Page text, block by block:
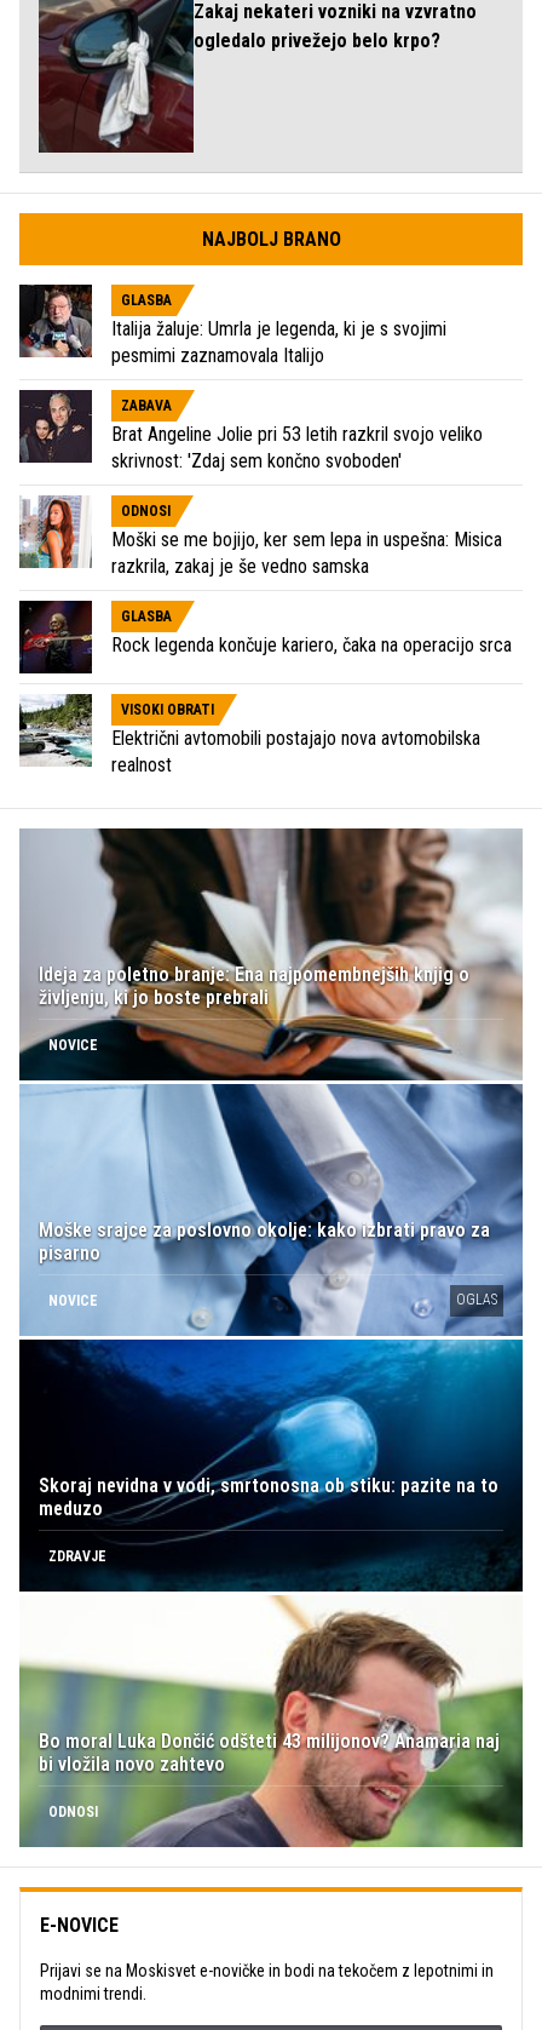
Zakaj nekateri vozniki na vzvratno
ogledalo privežejo belo krpo?
NAJBOLJ BRANO
GLASBA
Italija žaluje: Umrla je legenda, ki je s svojimi
pesmimi zaznamovala Italijo
ZABAVA
Brat Angeline Jolie pri 53 letih razkril svojo veliko
skrivnost: 'Zdaj sem končno svoboden'
ODNOSI
Moški se me bojijo, ker sem lepa in uspešna: Misica
razkrila, zakaj je še vedno samska
GLASBA
Rock legenda končuje kariero, čaka na operacijo srca
VISOKI OBRATI
Električni avtomobili postajajo nova avtomobilska
realnost
Ideja za poletno branje: Ena najpomembnejših knjig o
življenju, ki jo boste prebrali
NOVICE
Moške srajce za poslovno okolje: kako izbrati pravo za
pisarno
NOVICE OGLAS
Skoraj nevidna v vodi, smrtonosna ob stiku: pazite na to
meduzo
ZDRAVJE
Bo moral Luka Dončić odšteti 43 milijonov? Anamaria naj
bi vložila novo zahtevo
ODNOSI
E-NOVICE
Prijavi se na Moskisvet e-novičke in bodi na tekočem z lepotnimi in
modnimi trendi.